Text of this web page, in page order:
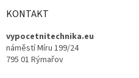
KONTAKT
vypocetnitechnika.eu
náměstí Míru 199/24
795 01 Rýmařov